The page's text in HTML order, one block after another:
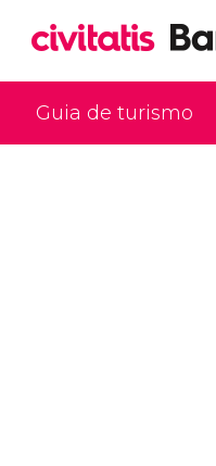
Guia de turismo